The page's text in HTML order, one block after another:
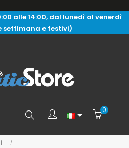
alle 14:00, dal lunedì al venerdì
settimana e festivi)
Search 0